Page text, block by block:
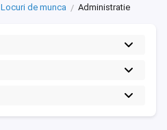
Locuri de munca Administratie